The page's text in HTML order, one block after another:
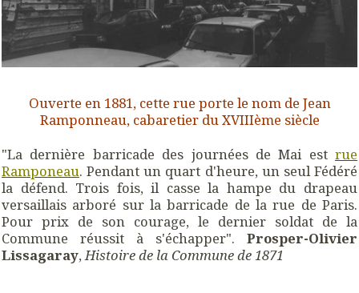
Ouverte en 1881, cette rue porte le nom de Jean
Ramponneau, cabaretier du XVIIIème siècle
"La dernière barricade des journées de Mai est rue
Ramponeau. Pendant un quart d'heure, un seul Fédéré
la défend. Trois fois, il casse la hampe du drapeau
versaillais arboré sur la barricade de la rue de Paris.
Pour prix de son courage, le dernier soldat de la
Commune réussit à s'échapper". Prosper-Olivier
Lissagaray,Histoire de la Commune de 1871